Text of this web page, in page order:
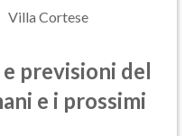
Villa Cortese
previsioni del
e i prossimi